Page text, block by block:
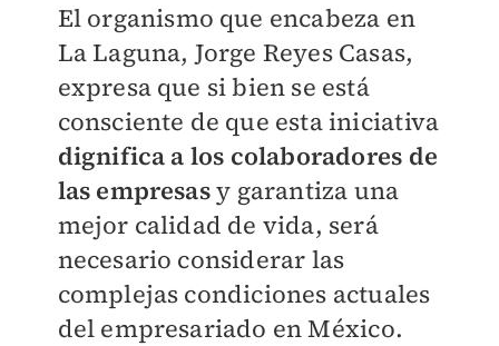
El organismo que encabeza en
La Laguna, Jorge Reyes Casas,
expresa que si bien se está
consciente de que esta iniciativa
dignifica a los colaboradores de
las empresasy garantiza una
mejor calidad de vida, será
necesario considerar las
complejas condiciones actuales
del empresariado en México.